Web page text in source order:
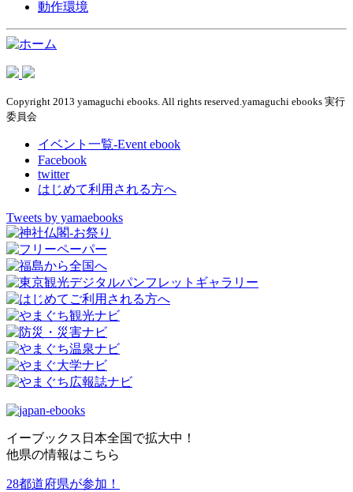
動作環境
Copyright 2013 yamaguchi ebooks. All rights reserved.yamaguchi ebooks 実行
委員会
イベント一覧-Event ebook
Facebook
twitter
はじめて利用される方へ
Tweets by yamaebooks
イーブックス日本全国で拡大中！
他県の情報はこちら
28都道府県が参加！